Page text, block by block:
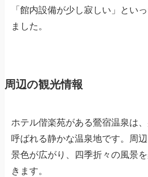
「館内設備が少し寂しい」とい
ました。
周辺の観光情報
ホテル偕楽苑がある鶯宿温泉は
呼ばれる静かな温泉地です。周
景色が広がり、四季折々の風景
きます。